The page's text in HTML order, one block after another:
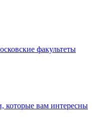
факультеты
которые вам интересны